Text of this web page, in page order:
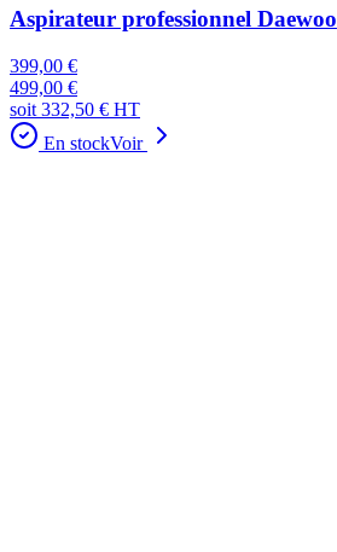
Aspirateur professionnel Daewoo
399,00 €
499,00 €
soit 332,50 € HT
En stockVoir